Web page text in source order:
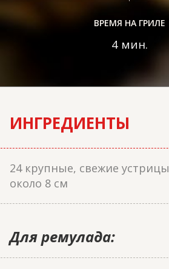
ВРЕМЯ НА ГРИЛЕ
4 мин.
ИНГРЕДИЕНТЫ
24 крупные, свежие
около 8 см
Для ремулада: